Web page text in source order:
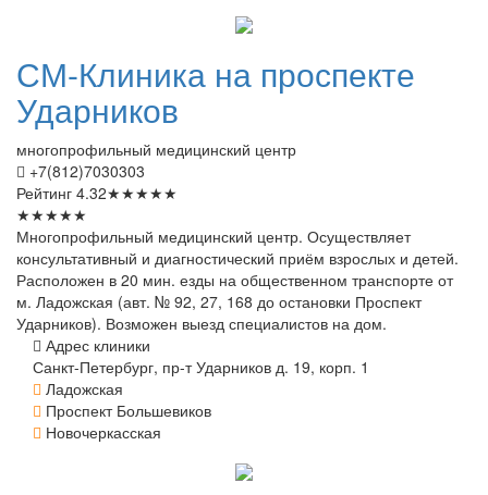
СМ-Клиника на проспекте
Ударников
многопрофильный медицинский центр
+7(812)7030303
Рейтинг 4.32★★★★★
★★★★★
Многопрофильный медицинский центр. Осуществляет
консультативный и диагностический приём взрослых и детей.
Расположен в 20 мин. езды на общественном транспорте от
м. Ладожская (авт. № 92, 27, 168 до остановки Проспект
Ударников). Возможен выезд специалистов на дом.
Адрес клиники
Санкт-Петербург, пр-т Ударников д. 19, корп. 1
Ладожская
Проспект Большевиков
Новочеркасская